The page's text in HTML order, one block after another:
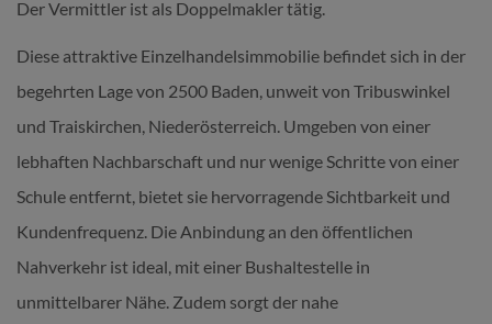
Der Vermittler ist als Doppelmakler tätig.
Diese attraktive Einzelhandelsimmobilie befindet sich in der
begehrten Lage von 2500 Baden, unweit von Tribuswinkel
und Traiskirchen, Niederösterreich. Umgeben von einer
lebhaften Nachbarschaft und nur wenige Schritte von einer
Schule entfernt, bietet sie hervorragende Sichtbarkeit und
Kundenfrequenz. Die Anbindung an den öffentlichen
Nahverkehr ist ideal, mit einer Bushaltestelle in
unmittelbarer Nähe. Zudem sorgt der nahe